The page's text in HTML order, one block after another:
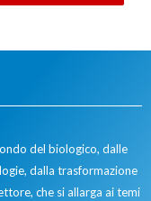
del biologico, dalle
dalla trasformazione
che si allarga ai temi